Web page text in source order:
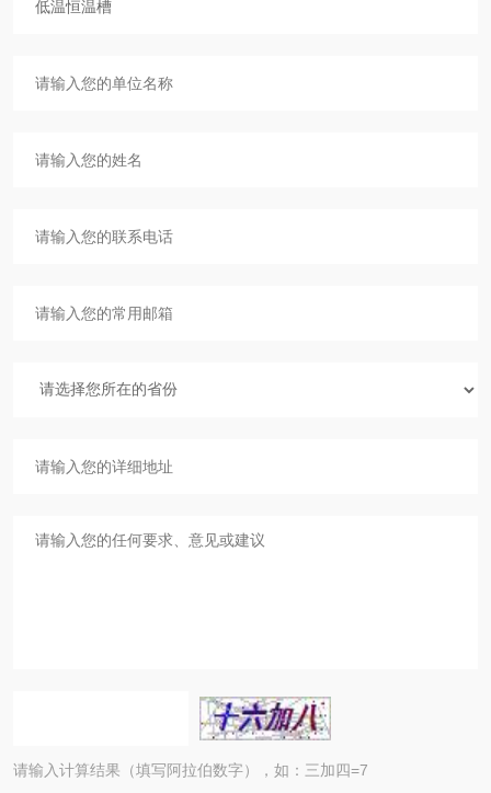
请输入计算结果（填写阿拉伯数字），如：三加四=7